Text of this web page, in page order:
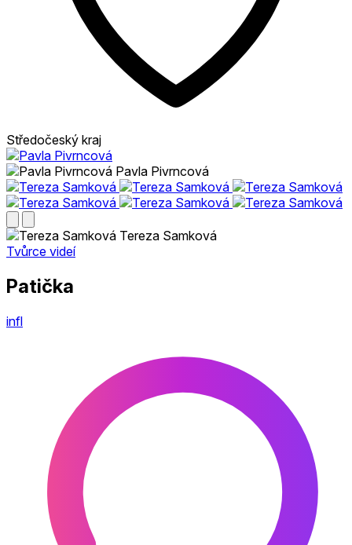
Středočeský kraj
Pavla Pivrncová
Tereza Samková
Tvůrce videí
Patička
infl